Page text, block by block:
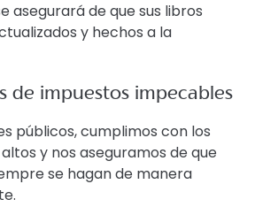
asegurará de que sus libros
y hechos a la
de impuestos impecables
públicos, cumplimos con los
y nos aseguramos de que
se hagan de manera